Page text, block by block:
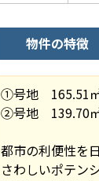
物件の特徴
①号地 165.51
②号地 139.70
都市の利便性を
さわしいポテン